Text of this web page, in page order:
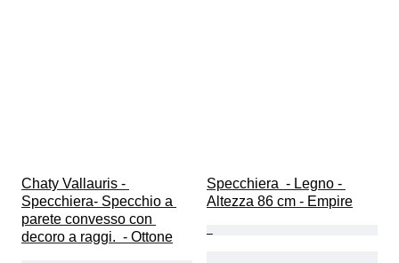
Chaty Vallauris -
Specchiera- Specchio a
parete convesso con
decoro a raggi.  - Ottone
Specchiera  - Legno -
Altezza 86 cm - Empire